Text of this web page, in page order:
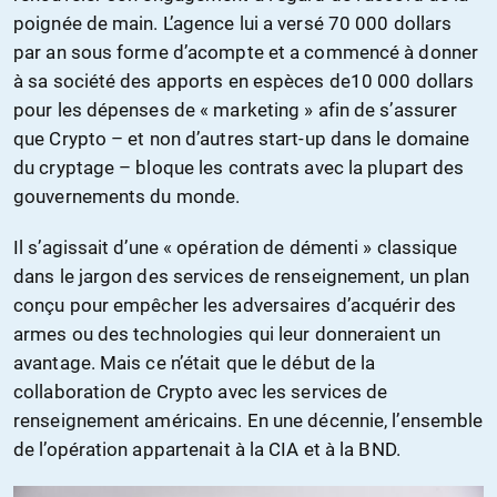
poignée de main. L’agence lui a versé 70 000 dollars
par an sous forme d’acompte et a commencé à donner
à sa société des apports en espèces de10 000 dollars
pour les dépenses de « marketing » afin de s’assurer
que Crypto – et non d’autres start-up dans le domaine
du cryptage – bloque les contrats avec la plupart des
gouvernements du monde.
Il s’agissait d’une « opération de démenti » classique
dans le jargon des services de renseignement, un plan
conçu pour empêcher les adversaires d’acquérir des
armes ou des technologies qui leur donneraient un
avantage. Mais ce n’était que le début de la
collaboration de Crypto avec les services de
renseignement américains. En une décennie, l’ensemble
de l’opération appartenait à la CIA et à la BND.